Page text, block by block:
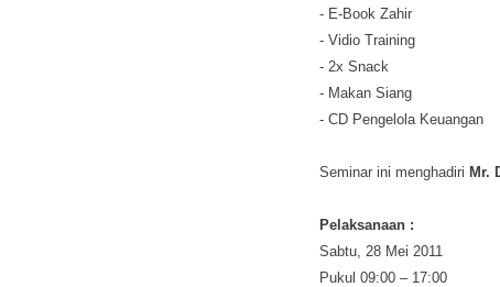
- E-Book Zahir
- Vidio Training
- 2x Snack
- Makan Siang
- CD Pengelola Keuangan
Seminar ini menghadiri Mr.
Pelaksanaan :
Sabtu, 28 Mei 2011
Pukul 09:00 – 17:00